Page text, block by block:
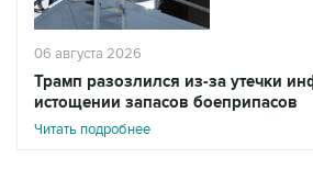
06 августа 2026
Трамп разозлился из-за утечки
истощении запасов боеприпасов
Читать подробнее